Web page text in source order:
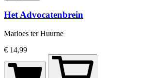
Het Advocatenbrein
Marloes ter Huurne
€ 14,99